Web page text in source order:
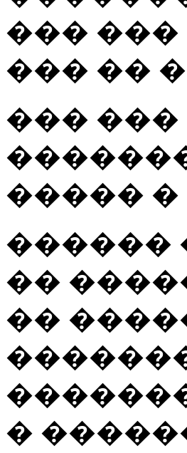
��� ���
��� ��
���
�����
������
��
��
�